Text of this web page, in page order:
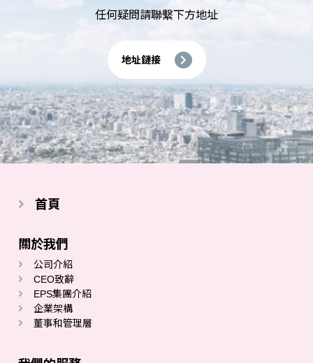
任何疑問請聯繫下方地址
地址鏈接
首頁
關於我們
公司介紹
CEO致辭
EPS集團介紹
企業架構
董事和管理層